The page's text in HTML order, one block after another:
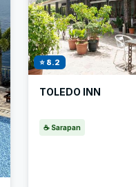
⭐ 8.2
TOLEDO INN
☕ Sarapan